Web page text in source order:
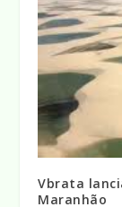
Vbrata
Maranhão